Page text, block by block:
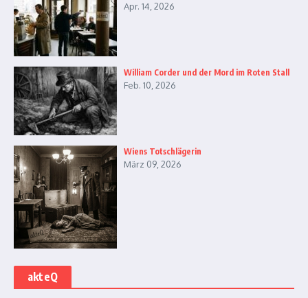
Apr. 14, 2026
William Corder und der Mord im Roten Stall
Feb. 10, 2026
Wiens Totschlägerin
März 09, 2026
akteQ